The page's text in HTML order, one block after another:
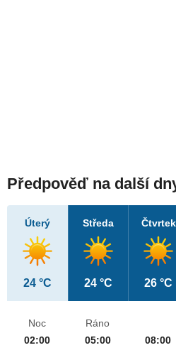
Předpověď na další
Úterý
24 °C
Středa
24 °C
Čtvrtek
26 °C
Noc
02:00
Ráno
05:00
08:00